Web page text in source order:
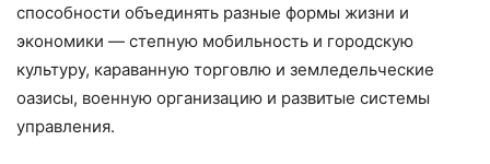
способности объединять разные формы жизни и
экономики — степную мобильность и городскую
культуру, караванную торговлю и земледельческие
оазисы, военную организацию и развитые системы
управления.